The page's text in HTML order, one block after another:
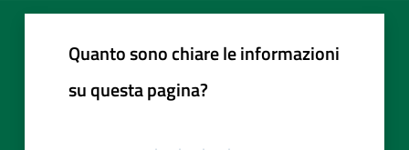
Quanto sono chiare le informazioni
su questa pagina?